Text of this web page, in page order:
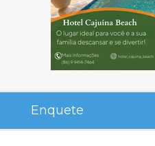
Enquete